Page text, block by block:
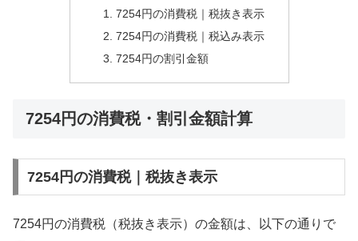
7254円の消費税｜税抜き表示
7254円の消費税｜税込み表示
7254円の割引金額
7254円の消費税・割引金額計算
7254円の消費税｜税抜き表示
7254円の消費税（税抜き表示）の金額は、以下の通りで